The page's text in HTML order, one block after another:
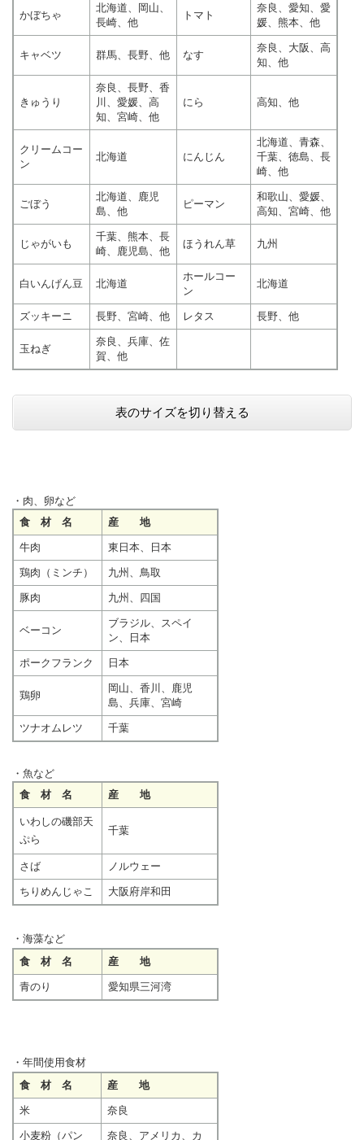
かぼちゃ
北海道、岡山、
長崎、他
トマト
奈良、愛知、愛
媛、熊本、他
キャベツ 群馬、長野、他 なす
奈良、大阪、高
知、他
きゅうり
奈良、長野、香
川、愛媛、高
知、宮崎、他
にら 高知、他
クリームコー
ン
北海道 にんじん
北海道、青森、
千葉、徳島、長
崎、他
ごぼう
北海道、鹿児
島、他
ピーマン
和歌山、愛媛、
高知、宮崎、他
じゃがいも
千葉、熊本、長
崎、鹿児島、他
ほうれん草 九州
白いんげん豆 北海道
ホールコー
ン
北海道
ズッキーニ 長野、宮崎、他 レタス 長野、他
玉ねぎ
奈良、兵庫、佐
賀、他
表のサイズを切り替える
・肉、卵など
食 材 名
産 地
牛肉 東日本、日本
鶏肉（ミンチ） 九州、鳥取
豚肉 九州、四国
ベーコン
ブラジル、スペイ
ン、日本
ポークフランク 日本
鶏卵
岡山、香川、鹿児
島、兵庫、宮崎
ツナオムレツ 千葉
・魚など
食 材 名
産 地
いわしの磯部天
ぷら
千葉
さば ノルウェー
ちりめんじゃこ 大阪府岸和田
・海藻など
食 材 名
産 地
青のり 愛知県三河湾
・年間使用食材
食 材 名
産 地
米 奈良
小麦粉（パン 奈良、アメリカ、カ